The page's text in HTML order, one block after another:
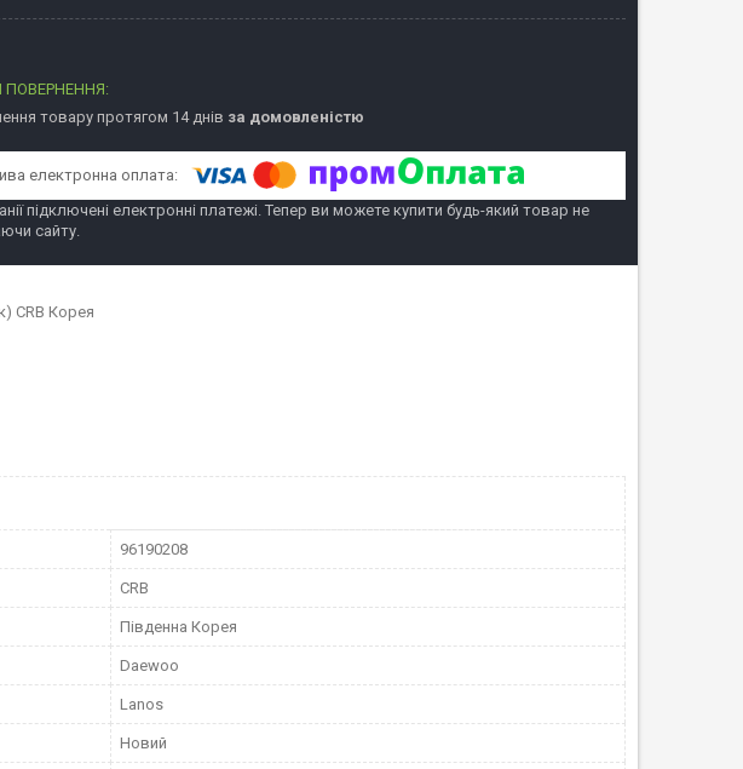
товару протягом 14 днів за домовленістю
підключені електронні платежі. Тепер ви можете купити будь-який товар не
сайту.
CRB Корея
96190208
CRB
Південна Корея
Daewoo
Lanos
Новий